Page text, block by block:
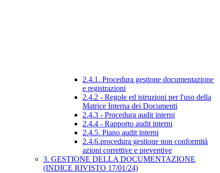
2.4.1. Procedura gestione documentazione
e registrazioni
2.4.2 - Regole ed istruzioni per l'uso della
Matrice Interna dei Documenti
2.4.3 - Procedura audit interni
2.4.4 - Rapporto audit interni
2.4.5. Piano audit interni
2.4.6.procedura gestione non conformità
azioni correttive e preventive
3. GESTIONE DELLA DOCUMENTAZIONE
(INDICE RIVISTO 17/01/24)